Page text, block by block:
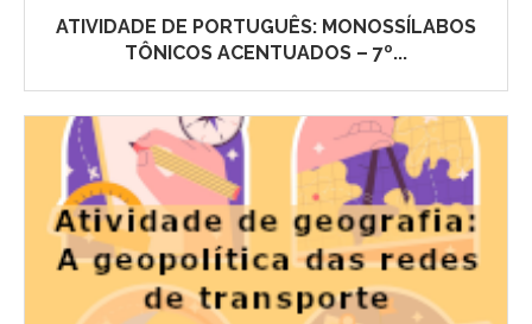
ATIVIDADE DE PORTUGUÊS: MONOSSÍLABOS
TÔNICOS ACENTUADOS – 7º...